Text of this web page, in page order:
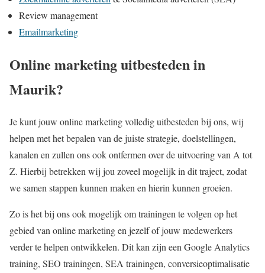
Review management
Emailmarketing
Online marketing uitbesteden in
Maurik?
Je kunt jouw online marketing volledig uitbesteden bij ons, wij
helpen met het bepalen van de juiste strategie, doelstellingen,
kanalen en zullen ons ook ontfermen over de uitvoering van A tot
Z. Hierbij betrekken wij jou zoveel mogelijk in dit traject, zodat
we samen stappen kunnen maken en hierin kunnen groeien.
Zo is het bij ons ook mogelijk om trainingen te volgen op het
gebied van online marketing en jezelf of jouw medewerkers
verder te helpen ontwikkelen. Dit kan zijn een Google Analytics
training, SEO trainingen, SEA trainingen, conversieoptimalisatie